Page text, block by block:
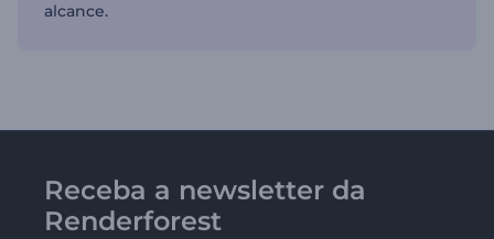
alcance.
Receba a newsletter da
Renderforest